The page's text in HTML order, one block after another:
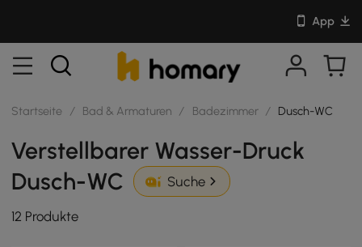
App
Startseite / Bad & Armaturen / Badezimmer / Dusch-WC
Verstellbarer Wasser-Druck
Dusch-WC
Suche
12 Produkte